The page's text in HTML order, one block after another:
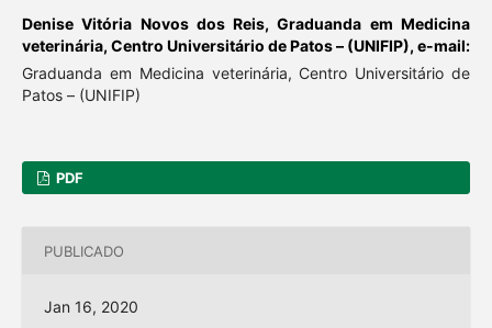
Denise Vitória Novos dos Reis,Graduanda em Medicina
veterinária, Centro Universitário de Patos – (UNIFIP), e-mail:
Graduanda em Medicina veterinária, Centro Universitário de
Patos – (UNIFIP)
PDF
PUBLICADO
Jan 16, 2020